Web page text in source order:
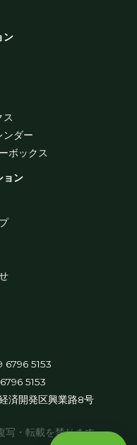
ン
ス
ンダー
ボックス
ョン
6796 5153
5153
済開発区興業路8号
・転載を禁じます。